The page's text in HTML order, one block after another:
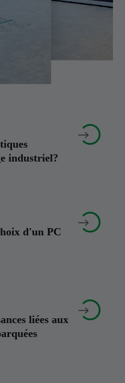
industriel?


d'un PC


liées aux

